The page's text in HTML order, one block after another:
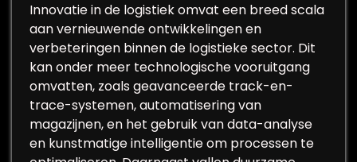
Innovatie in de logistiek omvat een breed scala
aan vernieuwende ontwikkelingen en
verbeteringen binnen de logistieke sector. Dit
kan onder meer technologische vooruitgang
omvatten, zoals geavanceerde track-en-
trace-systemen, automatisering van
magazijnen, en het gebruik van data-analyse
en kunstmatige intelligentie om processen te